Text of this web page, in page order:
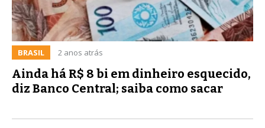
BRASIL 2 anos atrás
Ainda há R$ 8 bi em dinheiro esquecido,
diz Banco Central; saiba como sacar